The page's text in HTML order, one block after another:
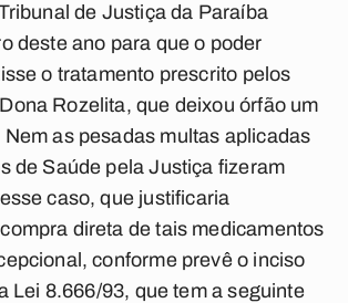
de Justiça da Paraíba
deste ano para que o poder
o tratamento prescrito pelos
Rozelita, que deixou órfão um
as pesadas multas aplicadas
de Saúde pela Justiça fizeram
caso, que justificaria
direta de tais medicamentos
conforme prevê o inciso
Lei 8.666/93, que tem a seguinte